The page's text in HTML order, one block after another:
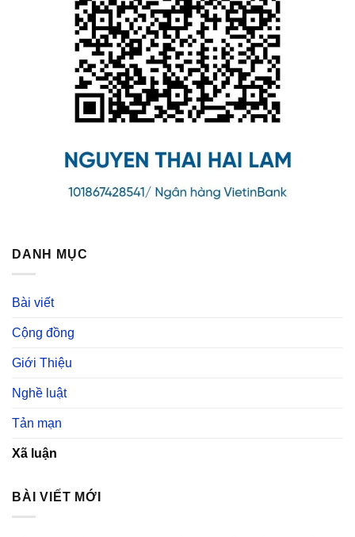
DANH MỤC
Bài viết
Cộng đồng
Giới Thiệu
Nghề luật
Tản mạn
Xã luận
BÀI VIẾT MỚI